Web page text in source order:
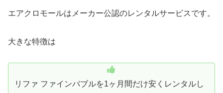
エアクロモールはメーカー公認のレンタルサービスです。
大きな特徴は
リファ ファインバブルを1ヶ月間だけ安くレンタルし